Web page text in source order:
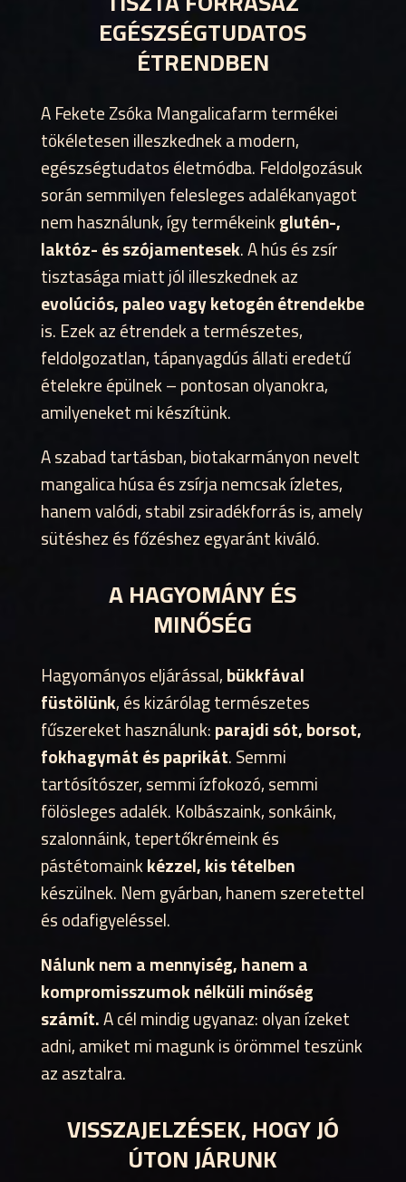
EGÉSZSÉGTUDATOS
ÉTRENDBEN
A Fekete Zsóka Mangalicafarm termékei
tökéletesen illeszkednek a modern,
egészségtudatos életmódba. Feldolgozásuk
során semmilyen felesleges adalékanyagot
nem használunk, így termékeinkglutén-,
laktóz- és szójamentesek. A hús és zsír
tisztasága miatt jól illeszkednek az
evolúciós, paleo vagy ketogén étrendekbe
is. Ezek az étrendek a természetes,
feldolgozatlan, tápanyagdús állati eredetű
ételekre épülnek – pontosan olyanokra,
amilyeneket mi készítünk.
A szabad tartásban, biotakarmányon nevelt
mangalica húsa és zsírja nemcsak ízletes,
hanem valódi, stabil zsiradékforrás is, amely
sütéshez és főzéshez egyaránt kiváló.
A HAGYOMÁNY ÉS
MINŐSÉG
Hagyományos eljárással,bükkfával
füstölünk, és kizárólag természetes
fűszereket használunk:parajdi sót, borsot,
fokhagymát és paprikát. Semmi
tartósítószer, semmi ízfokozó, semmi
fölösleges adalék. Kolbászaink, sonkáink,
szalonnáink, tepertőkrémeink és
pástétomainkkézzel, kis tételben
készülnek. Nem gyárban, hanem szeretettel
és odafigyeléssel.
Nálunk nem a mennyiség, hanem a
kompromisszumok nélküli minőség
számít.A cél mindig ugyanaz: olyan ízeket
adni, amiket mi magunk is örömmel teszünk
az asztalra.
VISSZAJELZÉSEK, HOGY JÓ
ÚTON JÁRUNK